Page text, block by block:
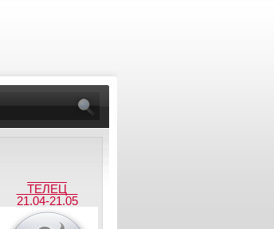
ТЕЛЕЦ
21.04-21.05